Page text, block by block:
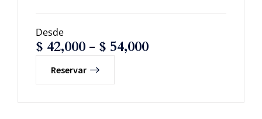
Desde
$ 42,000 - $ 54,000
Reservar